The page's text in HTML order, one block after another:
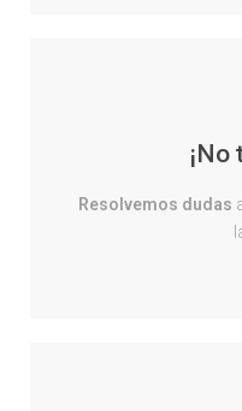
¡No
Resolvemos dudas